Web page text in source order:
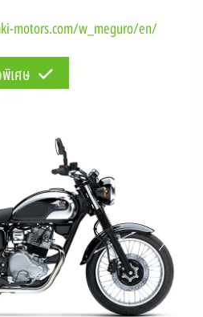
motors.com/w_meguro/en/
เศษ